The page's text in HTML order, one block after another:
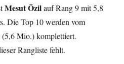
Mesut Özilauf Rang 9 mit 5,8
Die Top 10 werden vom
Mio.) komplettiert.
Rangliste fehlt.